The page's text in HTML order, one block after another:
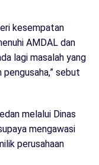
kesempatan
AMDAL dan
lagi masalah yang
sebut
melalui Dinas
mengawasi
perusahaan